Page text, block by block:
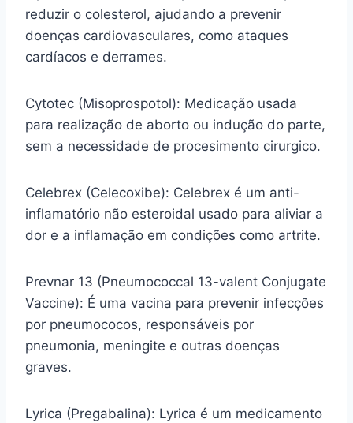
reduzir o colesterol, ajudando a prevenir
doenças cardiovasculares, como ataques
cardíacos e derrames.
Cytotec (Misoprospotol): Medicação usada
para realização de aborto ou indução do parte,
sem a necessidade de procesimento cirurgico.
Celebrex (Celecoxibe): Celebrex é um anti-
inflamatório não esteroidal usado para aliviar a
dor e a inflamação em condições como artrite.
Prevnar 13 (Pneumococcal 13-valent Conjugate
Vaccine): É uma vacina para prevenir infecções
por pneumococos, responsáveis por
pneumonia, meningite e outras doenças
graves.
Lyrica (Pregabalina): Lyrica é um medicamento